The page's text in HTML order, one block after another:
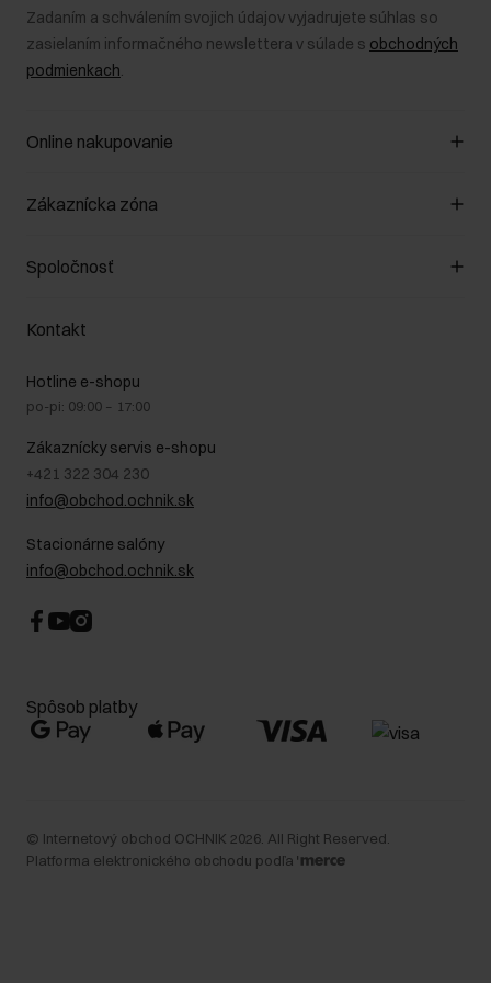
Zadaním a schválením svojich údajov vyjadrujete súhlas so
zasielaním informačného newslettera v súlade s obchodných
podmienkach.
Online nakupovanie
Spravovať súbory cookie
Spôsob platby
Vrátenie
Zákaznícka zóna
Zákazníky klub
Pravidlá propagácie
Starostlivosť o kožu
Bezpečné nakupovanie
Blog
Najčastejšie kladené otázky (FAQ)
Spoločnosť
O nás
GDPR - Zásady ochrany osobných údajov
Právne informácie
Kontakt
Hotline e-shopu
po-pi: 09:00 – 17:00
Zákaznícky servis e-shopu
+421 322 304 230
info@obchod.ochnik.sk
Stacionárne salóny
info@obchod.ochnik.sk
Spôsob platby
© Internetový obchod OCHNIK 2026 . All Right Reserved.
Platforma elektronického obchodu podľa